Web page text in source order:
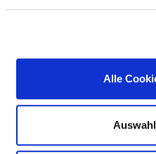
Alle
HINWEIS